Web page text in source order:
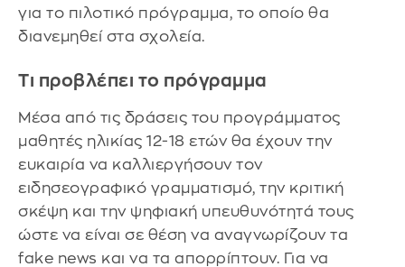
για το πιλοτικό πρόγραμμα, το οποίο θα
διανεμηθεί στα σχολεία.
Τι προβλέπει το πρόγραμμα
Μέσα από τις δράσεις του προγράμματος
μαθητές ηλικίας 12-18 ετών θα έχουν την
ευκαιρία να καλλιεργήσουν τον
ειδησεογραφικό γραμματισμό, την κριτική
σκέψη και την ψηφιακή υπευθυνότητά τους
ώστε να είναι σε θέση να αναγνωρίζουν τα
fake news και να τα απορρίπτουν. Για να